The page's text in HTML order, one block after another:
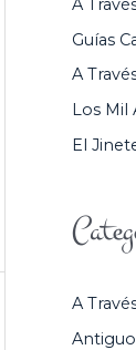
R
:
A
Guías
A
Los Mil
El
A